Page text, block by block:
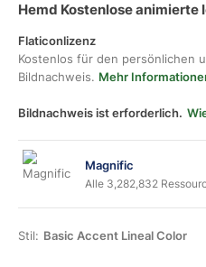
Hemd Kostenlose animierte
Flaticonlizenz
Kostenlos für den persönlichen
Bildnachweis. Mehr
Bildnachweis ist erforderlich.
Magnific
Alle 3,282,832
Stil: Basic Accent Lineal Color